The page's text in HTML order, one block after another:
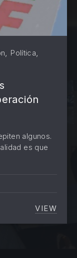
, Política,
algunos.
es que
VIEWJORDI